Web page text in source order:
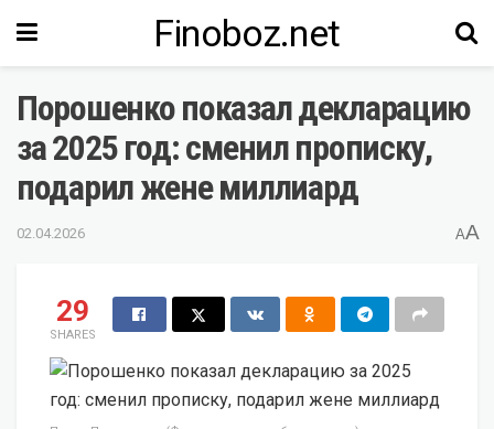
Finoboz.net
Порошенко показал декларацию
за 2025 год: сменил прописку,
подарил жене миллиард
02.04.2026 AA
29
SHARES